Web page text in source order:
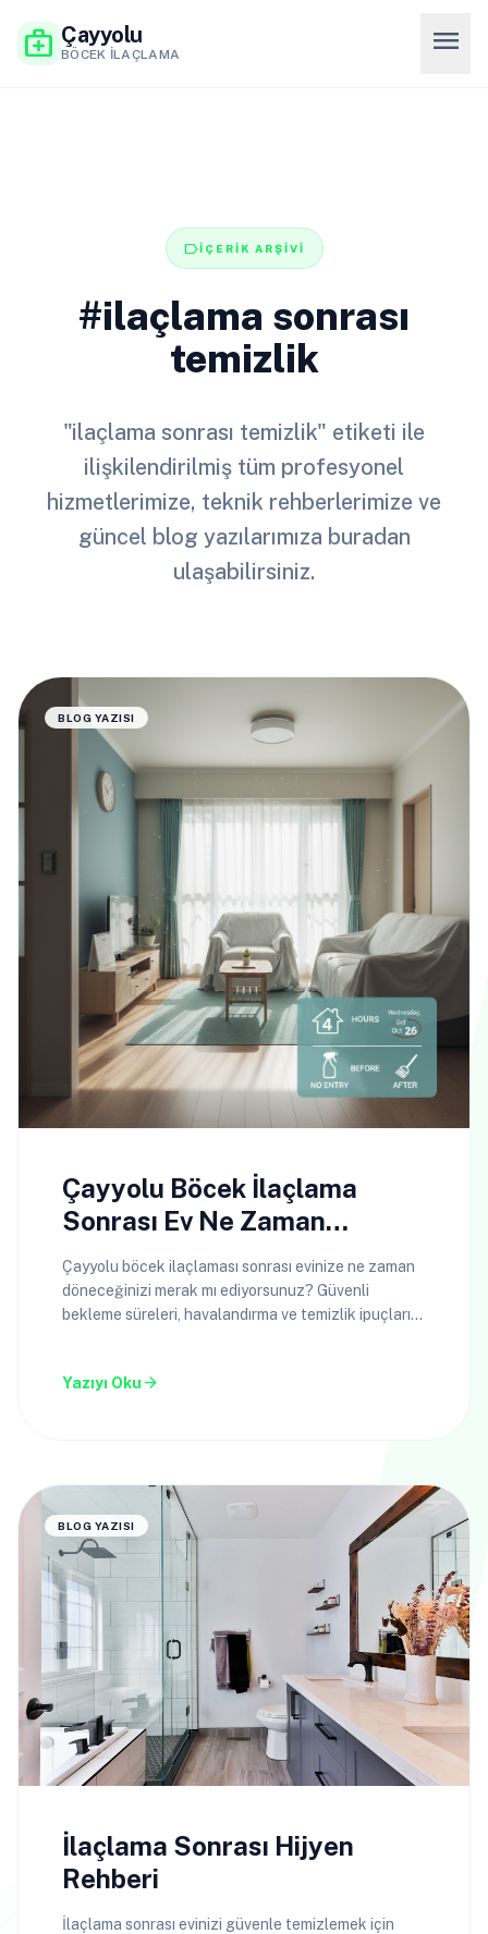
medical_services Çayyolu
BÖCEK İLAÇLAMA menu
labelİÇERİK ARŞİVİ
#ilaçlama sonrası
temizlik
"ilaçlama sonrası temizlik" etiketi ile
ilişkilendirilmiş tüm profesyonel
hizmetlerimize, teknik rehberlerimize ve
güncel blog yazılarımıza buradan
ulaşabilirsiniz.
BLOG YAZISI
Çayyolu Böcek İlaçlama
Sonrası Ev Ne Zaman
Kullanılır?
Çayyolu böcek ilaçlaması sonrası evinize ne zaman
döneceğinizi merak mı ediyorsunuz? Güvenli
bekleme süreleri, havalandırma ve temizlik ipuçları
Yazıyı Oku arrow_forward
BLOG YAZISI
İlaçlama Sonrası Hijyen
Rehberi
İlaçlama sonrası evinizi güvenle temizlemek için